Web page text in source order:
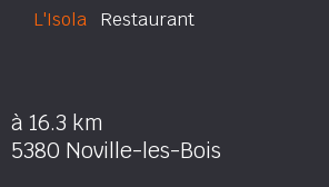
L'Isola Restaurant
à 16.3 km
5380 Noville-les-Bois